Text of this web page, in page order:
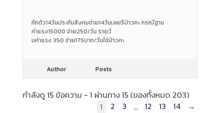
กักตัว14วันประกันสังคมจ่าย14วันเลยรึป่าวคะ กรณีฐาน
ค่าแรง15000 จ่าย250/วัน รายวั
นค่าแรง 350 จ่าย175บาท/วันใช่ป่าวคะ
Author Posts
กำลังดู 15 ข้อความ - 1 ผ่านทาง 15 (ของทั้งหมด 203)
1
2 3 … 12 13 14 →